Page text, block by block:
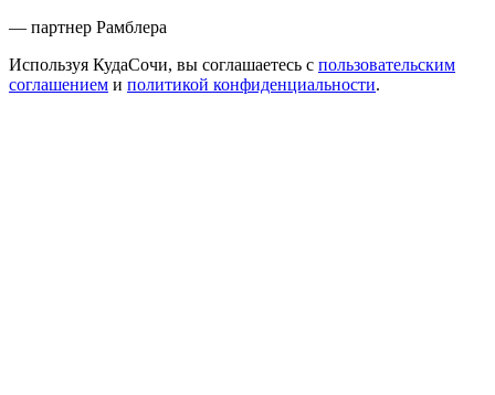
— партнер Рамблера
Используя КудаСочи, вы соглашаетесь с пользовательским
соглашением и политикой конфиденциальности.